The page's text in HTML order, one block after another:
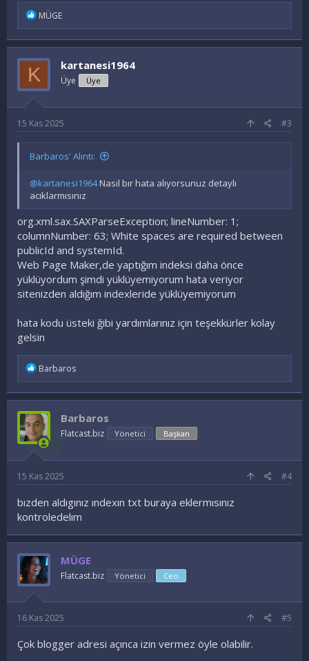
İ
d
e
l
e
r
:
MÜGE
K kartanesi1964
Üye Üye
15 Kas 2025 #3
Barbaros' Alıntı:
@kartanesi1964Nasıl bır hata alıyorsunuz detaylı
acıklarmısınız
org.xml.sax.SAXParseException; lineNumber: 1;
columnNumber: 63; White spaces are required between
publicId and systemId.
Web Page Maker,de yaptığım indeksi daha önce
yüklüyordum şimdi yüklüyemiyorum hata veriyor
sitenizden aldığım indexleride yüklüyemiyorum
hata kodu üsteki ğibi yardımlarınız için teşekkürler kolay
gelsin
İ
d
e
l
e
r
:
Barbaros
Barbaros
Flatcast.biz Yönetici Başkan
15 Kas 2025 #4
bızden aldıgınız ındexın txt buraya eklermısınız
kontroledelım
MÜGE
Flatcast.biz Yönetici Ceo
16 Kas 2025 #5
Çok blogger adresi açınca izin vermez öyle olabilir.